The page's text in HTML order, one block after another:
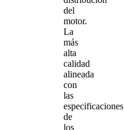
del
motor.
La
más
alta
calidad
alineada
con
las
especificaciones
de
los